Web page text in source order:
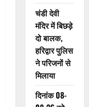
चंडी देवी
मंदिर में बिछड़े
दो बालक,
हरिद्वार पुलिस
ने परिजनों से
मिलाया
दिनांक 08-